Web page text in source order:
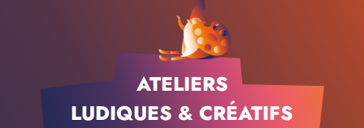
ATELIERS
LUDIQUES & CRÉATIFS